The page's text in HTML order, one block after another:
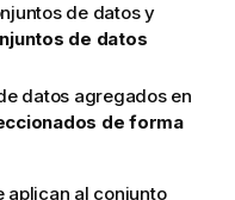
de datos y
de datos
datos agregados en
de forma
aplican al conjunto